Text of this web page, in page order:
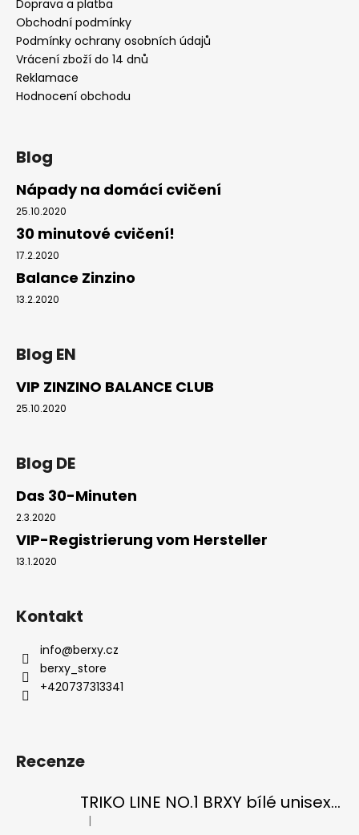
Doprava a platba
Obchodní podmínky
Podmínky ochrany osobních údajů
Vrácení zboží do 14 dnů
Reklamace
Hodnocení obchodu
Blog
Nápady na domácí cvičení
25.10.2020
30 minutové cvičení!
17.2.2020
Balance Zinzino
13.2.2020
Blog EN
VIP ZINZINO BALANCE CLUB
25.10.2020
Blog DE
Das 30-Minuten
2.3.2020
VIP-Registrierung vom Hersteller
13.1.2020
Kontakt
info@berxy.cz
berxy_store
+420737313341
Recenze
TRIKO LINE NO.1 BRXY bílé unisex OVERSIZE
Hodnocení produktu je 5 z 5 hvězdiček.
|